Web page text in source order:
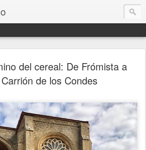
del cereal: De Frómista a
Carrión de los Condes